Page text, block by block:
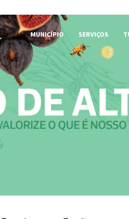
MUNICÍPIO
SERVIÇOS